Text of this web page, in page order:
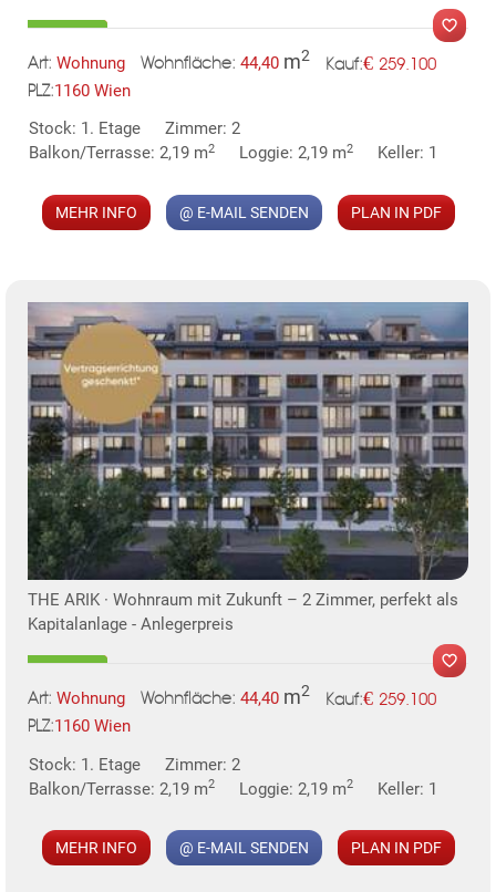
TE
KLIS
Art: Wohnung Wohnfläche: 44,40 m2 Kauf:€ 259.100
PLZ:1160 Wien
Stock: 1. Etage
Zimmer: 2
Balkon/Terrasse: 2,19 m2 Loggie: 2,19 m2 Keller: 1
MEHR INFO @ E-MAIL SENDEN PLAN IN PDF
THE ARIK · Wohnraum mit Zukunft – 2 Zimmer, perfekt als
Kapitalanlage - Anlegerpreis
Art: Wohnung Wohnfläche: 44,40 m2 Kauf:€ 259.100
PLZ:1160 Wien
Stock: 1. Etage
Zimmer: 2
Balkon/Terrasse: 2,19 m2 Loggie: 2,19 m2 Keller: 1
MEHR INFO @ E-MAIL SENDEN PLAN IN PDF